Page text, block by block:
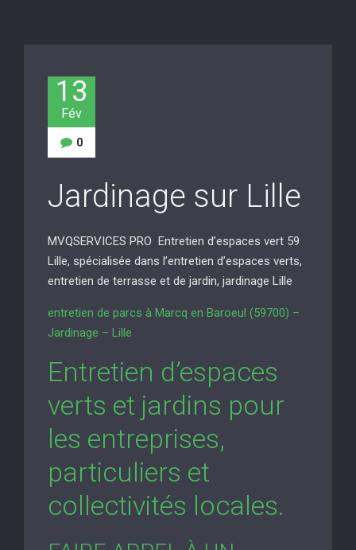
13
Fév
0
Jardinage sur Lille
MVQSERVICES PRO Entretien d’espaces vert 59
Lille, spécialisée dans l’entretien d’espaces verts,
entretien de terrasse et de jardin, jardinage Lille
entretien de parcs à Marcq en Baroeul (59700) –
Jardinage – Lille
Entretien d’espaces
verts et jardins pour
les entreprises,
particuliers et
collectivités locales.